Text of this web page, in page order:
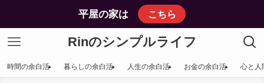
平屋の家は こちら
Rinのシンプルライフ
時間の余白活 暮らしの余白活 人生の余白活 お金の余白活 心と人